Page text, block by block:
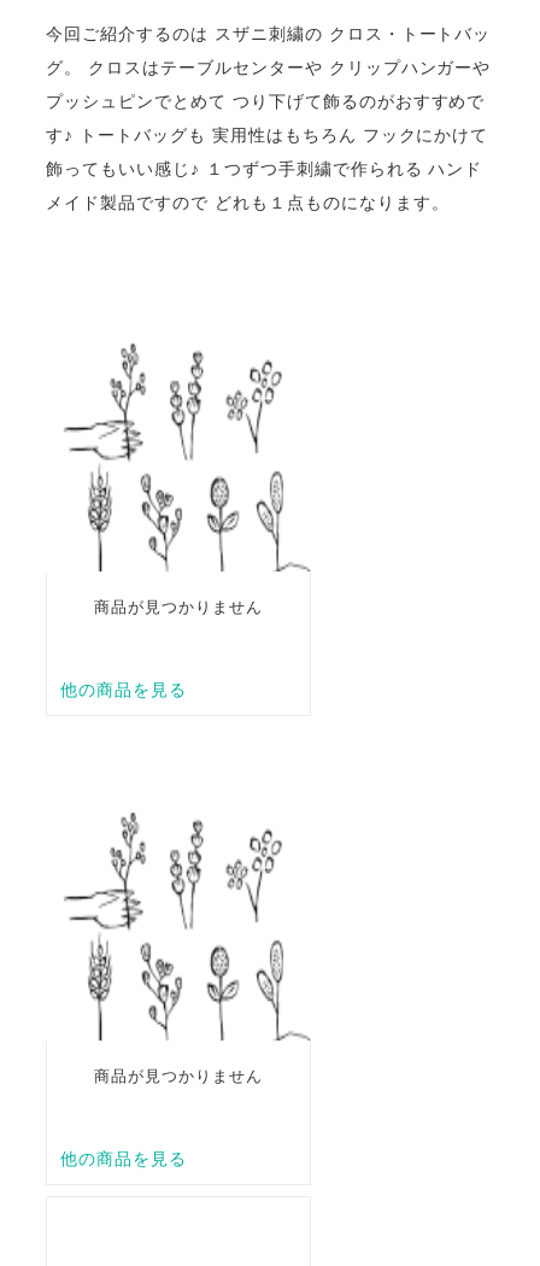
今回ご紹介するのは スザニ刺繍の クロス・トートバッ
グ。 クロスはテーブルセンターや クリップハンガーや
プッシュピンでとめて つり下げて飾るのがおすすめで
す♪ トートバッグも 実用性はもちろん フックにかけて
飾ってもいい感じ♪ １つずつ手刺繍で作られる ハンド
メイド製品ですので どれも１点ものになります。